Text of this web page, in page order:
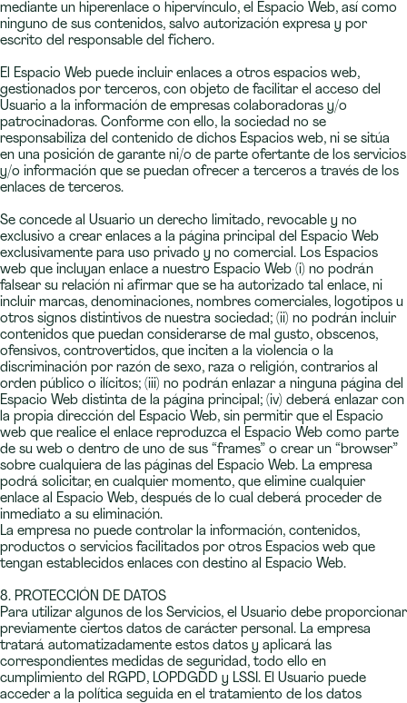
mediante un hiperenlace o hipervínculo, el Espacio Web, así como
ninguno de sus contenidos, salvo autorización expresa y por
escrito del responsable del fichero.
El Espacio Web puede incluir enlaces a otros espacios web,
gestionados por terceros, con objeto de facilitar el acceso del
Usuario a la información de empresas colaboradoras y/o
patrocinadoras. Conforme con ello, la sociedad no se
responsabiliza del contenido de dichos Espacios web, ni se sitúa
en una posición de garante ni/o de parte ofertante de los servicios
y/o información que se puedan ofrecer a terceros a través de los
enlaces de terceros.
Se concede al Usuario un derecho limitado, revocable y no
exclusivo a crear enlaces a la página principal del Espacio Web
exclusivamente para uso privado y no comercial. Los Espacios
web que incluyan enlace a nuestro Espacio Web (i) no podrán
falsear su relación ni afirmar que se ha autorizado tal enlace, ni
incluir marcas, denominaciones, nombres comerciales, logotipos u
otros signos distintivos de nuestra sociedad; (ii) no podrán incluir
contenidos que puedan considerarse de mal gusto, obscenos,
ofensivos, controvertidos, que inciten a la violencia o la
discriminación por razón de sexo, raza o religión, contrarios al
orden público o ilícitos; (iii) no podrán enlazar a ninguna página del
Espacio Web distinta de la página principal; (iv) deberá enlazar con
la propia dirección del Espacio Web, sin permitir que el Espacio
web que realice el enlace reproduzca el Espacio Web como parte
de su web o dentro de uno de sus “frames” o crear un “browser”
sobre cualquiera de las páginas del Espacio Web. La empresa
podrá solicitar, en cualquier momento, que elimine cualquier
enlace al Espacio Web, después de lo cual deberá proceder de
inmediato a su eliminación.
La empresa no puede controlar la información, contenidos,
productos o servicios facilitados por otros Espacios web que
tengan establecidos enlaces con destino al Espacio Web.
8. PROTECCIÓN DE DATOS
Para utilizar algunos de los Servicios, el Usuario debe proporcionar
previamente ciertos datos de carácter personal. La empresa
tratará automatizadamente estos datos y aplicará las
correspondientes medidas de seguridad, todo ello en
cumplimiento del RGPD, LOPDGDD y LSSI. El Usuario puede
acceder a la política seguida en el tratamiento de los datos